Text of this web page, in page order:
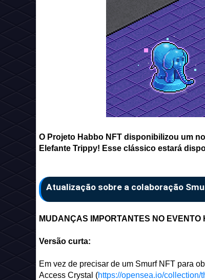
O Projeto Habbo NFT disponibilizou um
Elefante Trippy! Esse clássico estará
Atualização sobre a colaboração
MUDANÇAS IMPORTANTES NO
Versão curta:
Em vez de precisar de um Smurf NFT para
Access Crystal (https://opensea.io/collection/